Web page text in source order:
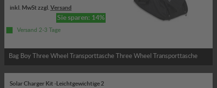
inkl. MwSt zzgl. Versand
Sie sparen: 14%
Versand 2-3 Tage
Bag Boy Three Wheel Transporttasche Three Wheel Transporttasche
Solar Charger Kit -Leichtgewichtige 2